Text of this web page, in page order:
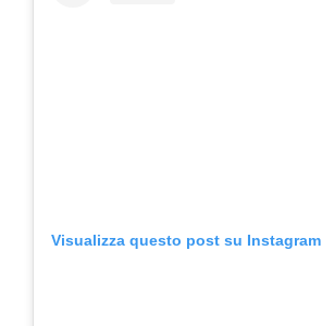
Visualizza questo post su Instagram